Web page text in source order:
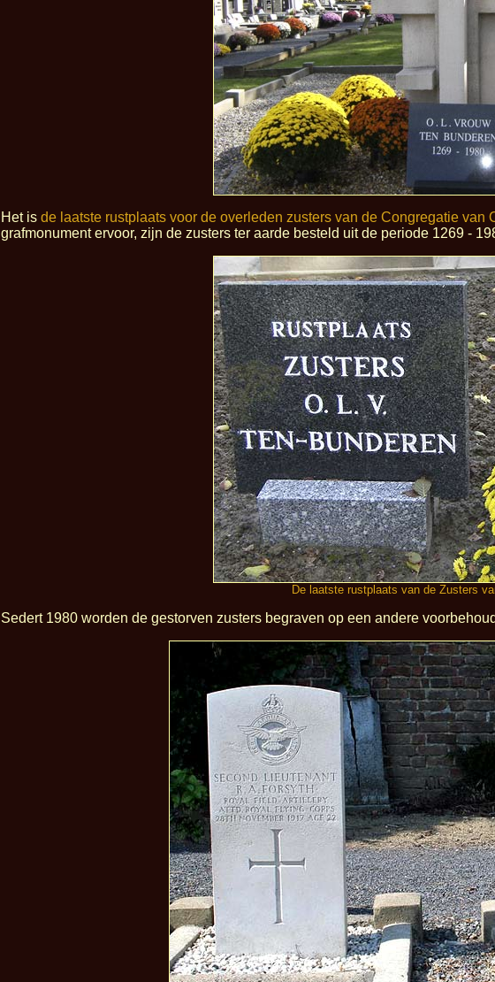
Het is de laatste rustplaats voor de overleden zusters van de Congregatie van
grafmonument ervoor, zijn de zusters ter aarde besteld uit de periode 1269 -
De laatste rustplaats van de Zusters
Sedert 1980 worden de gestorven zusters begraven op een andere